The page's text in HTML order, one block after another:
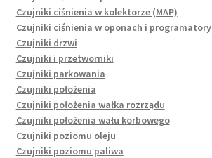
Czujniki ciśnienia w kolektorze (MAP)
Czujniki ciśnienia w oponach i programatory
Czujniki drzwi
Czujniki i przetworniki
Czujniki parkowania
Czujniki położenia
Czujniki położenia wałka rozrządu
Czujniki położenia wału korbowego
Czujniki poziomu oleju
Czujniki poziomu paliwa